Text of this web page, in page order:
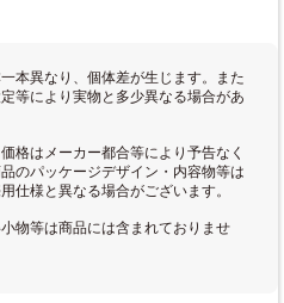
本異なり、個体差が生じます。また
等により実物と多少異なる場合があ
格はメーカー都合等により予告なく
のパッケージデザイン・内容物等は
仕様と異なる場合がございます。
物等は商品には含まれておりませ